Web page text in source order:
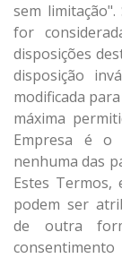
sem
for
disposições
disposição
modificada
máxima
Empresa é o
nenhuma das
Estes
podem ser
de outra